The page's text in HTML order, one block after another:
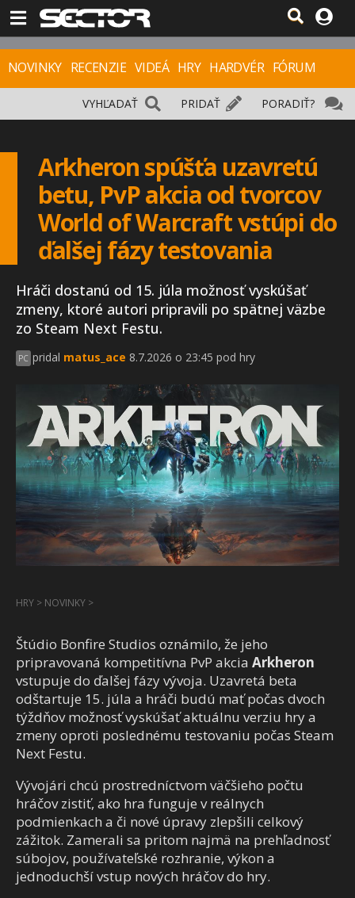
NOVINKY RECENZIE VIDEÁ HRY HARDVÉR FÓRUM
PORADIŤ?
PRIDAŤ
VYHĽADAŤ
Arkheron spúšťa uzavretú
betu, PvP akcia od tvorcov
World of Warcraft vstúpi do
ďalšej fázy testovania
Hráči dostanú od 15. júla možnosť vyskúšať
zmeny, ktoré autori pripravili po spätnej väzbe
zo Steam Next Festu.
PC pridal matus_ace 8.7.2026 o 23:45 pod hry
HRY > NOVINKY >
Štúdio Bonfire Studios oznámilo, že jeho
pripravovaná kompetitívna PvP akcia Arkheron
vstupuje do ďalšej fázy vývoja. Uzavretá beta
odštartuje 15. júla a hráči budú mať počas dvoch
týždňov možnosť vyskúšať aktuálnu verziu hry a
zmeny oproti poslednému testovaniu počas Steam
Next Festu.
Vývojári chcú prostredníctvom väčšieho počtu
hráčov zistiť, ako hra funguje v reálnych
podmienkach a či nové úpravy zlepšili celkový
zážitok. Zamerali sa pritom najmä na prehľadnosť
súbojov, používateľské rozhranie, výkon a
jednoduchší vstup nových hráčov do hry.